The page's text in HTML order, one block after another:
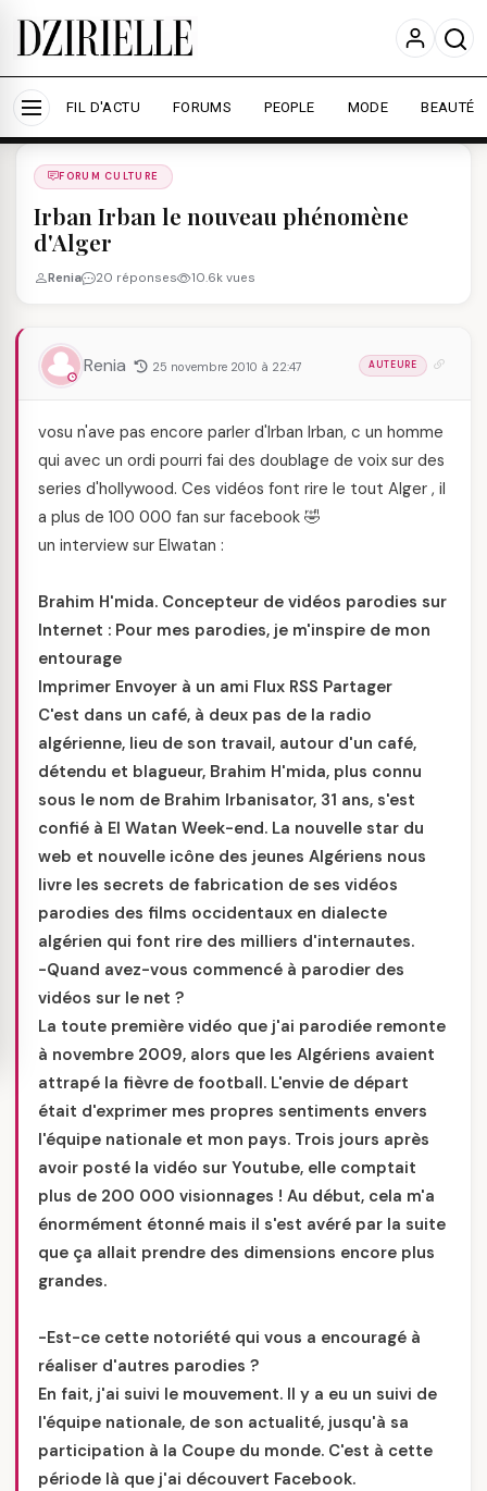
Nous utilisons des cookies pour améliorer votre
expérience et mesurer l'audience.
En savoir plus
Accepter tout Personnaliser
FIL D'ACTU FORUMS PEOPLE MODE BEAUTÉ
Forums
FORUM CULTURE
Irban Irban le nouveau phénomène
d'Alger
Renia 20 réponses 10.6k vues
Renia 25 novembre 2010 à 22:47 AUTEURE
vosu n'ave pas encore parler d'Irban Irban, c un homme
qui avec un ordi pourri fai des doublage de voix sur des
series d'hollywood. Ces vidéos font rire le tout Alger , il
a plus de 100 000 fan sur facebook 🤣
un interview sur Elwatan :
Brahim H'mida. Concepteur de vidéos parodies sur
Internet : Pour mes parodies, je m'inspire de mon
entourage
Imprimer Envoyer à un ami Flux RSS Partager
C'est dans un café, à deux pas de la radio
algérienne, lieu de son travail, autour d'un café,
détendu et blagueur, Brahim H'mida, plus connu
sous le nom de Brahim Irbanisator, 31 ans, s'est
confié à El Watan Week-end. La nouvelle star du
web et nouvelle icône des jeunes Algériens nous
livre les secrets de fabrication de ses vidéos
parodies des films occidentaux en dialecte
algérien qui font rire des milliers d'internautes.
-Quand avez-vous commencé à parodier des
vidéos sur le net ?
La toute première vidéo que j'ai parodiée remonte
à novembre 2009, alors que les Algériens avaient
attrapé la fièvre de football. L'envie de départ
était d'exprimer mes propres sentiments envers
l'équipe nationale et mon pays. Trois jours après
avoir posté la vidéo sur Youtube, elle comptait
plus de 200 000 visionnages ! Au début, cela m'a
énormément étonné mais il s'est avéré par la suite
que ça allait prendre des dimensions encore plus
grandes.
-Est-ce cette notoriété qui vous a encouragé à
réaliser d'autres parodies ?
En fait, j'ai suivi le mouvement. Il y a eu un suivi de
l'équipe nationale, de son actualité, jusqu'à sa
participation à la Coupe du monde. C'est à cette
période là que j'ai découvert Facebook.